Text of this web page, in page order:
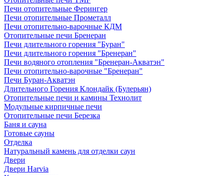
Печи отопительные Ферингер
Печи отопительные Прометалл
Печи отопительно-варочные КДМ
Отопительные печи Бренеран
Печи длительного горения "Буран"
Печи длительного горения "Бренеран"
Печи водяного отопления "Бренеран-Акватэн"
Печи отопительно-варочные "Бренеран"
Печи Буран-Акватэн
Длительного Горения Клондайк (Булерьян)
Отопительные печи и камины Технолит
Модульные кирпичные печи
Отопительные печи Березка
Баня и сауна
Готовые сауны
Отделка
Натуральный камень для отделки саун
Двери
Двери Harvia